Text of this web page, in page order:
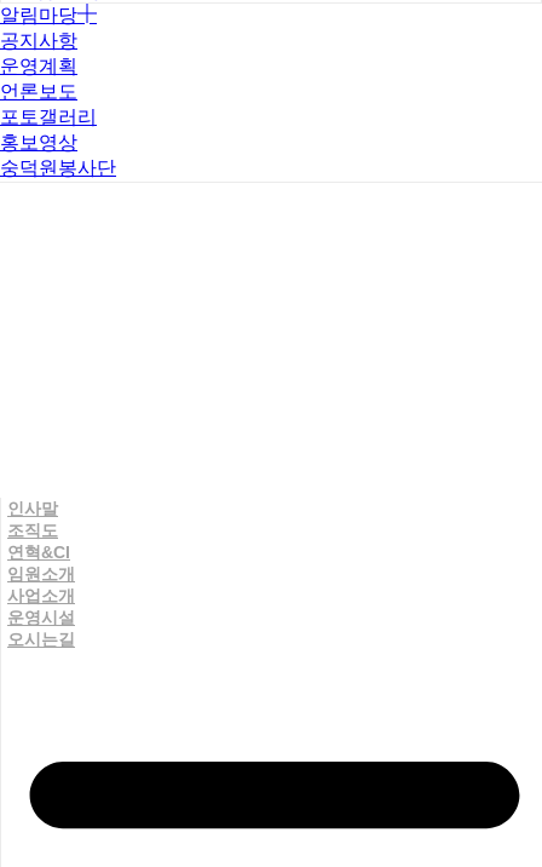
알림마당
공지사항
운영계획
언론보도
포토갤러리
홍보영상
숭덕원봉사단
인사말
조직도
연혁&CI
임원소개
사업소개
운영시설
오시는길